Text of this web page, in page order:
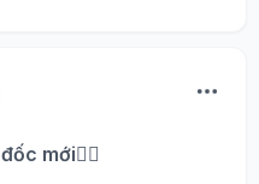
mới🙍‍♂️